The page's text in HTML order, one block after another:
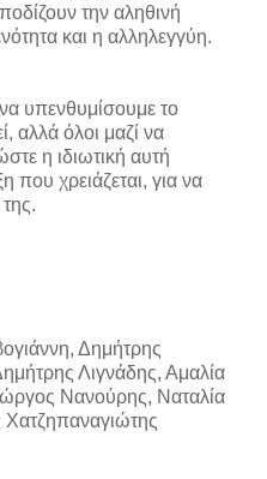
την αληθινή
και η αλληλεγγύη.
υπενθυμίσουμε το
αλλά όλοι μαζί να
η ιδιωτική αυτή
που χρειάζεται, για να
Δημήτρης
Λιγνάδης, Αμαλία
Νανούρης, Ναταλία
Χατζηπαναγιώτης